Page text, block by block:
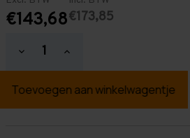
€143,68€173,85
Hoeveelheid
verlagen
Grootvakstelling
mm
Hoeveelheid
verhogen
Grootvakstelling
mm